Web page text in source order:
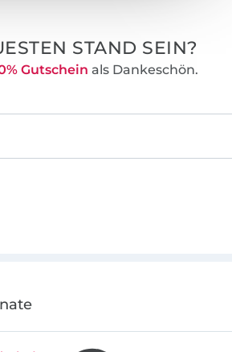
STAND SEIN?
Gutschein als Dankeschön.